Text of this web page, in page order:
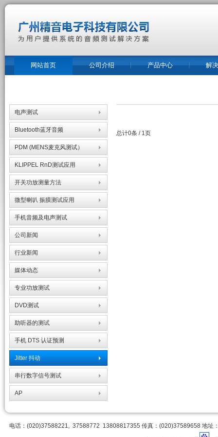
网站首页 公司介绍 产品中心 解
电声测试
Bluetooth蓝牙音频
PDM (MENS麦克风测试）
KLIPPEL RnD测试应用
开关功放测量方法
微型喇叭 振膜测试应用
手机音频及电声测试
公司新闻
行业新闻
媒体动态
专业功放测试
DVD测试
助听器的测试
手机 DTS 认证预测
Jitter 抖动
串行数字信号测试
AP
总计0条 / 1页
电话：(020)37588221, 37588772 13808817355 传真：(020)37589658 地址